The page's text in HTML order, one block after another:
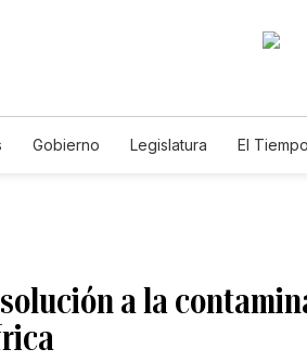
Gobierno Legislatura El Tiempo
a la